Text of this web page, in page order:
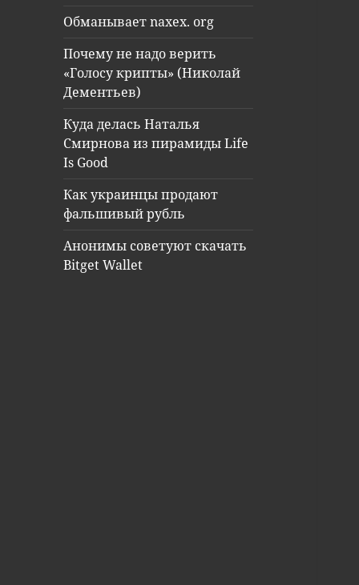
Обманывает naxex. org
Почему не надо верить
«Голосу крипты» (Николай
Дементьев)
Куда делась Наталья
Смирнова из пирамиды Life
Is Good
Как украинцы продают
фальшивый рубль
Анонимы советуют скачать
Bitget Wallet